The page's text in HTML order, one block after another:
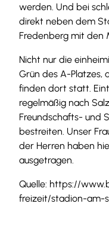
werden. Und bei
direkt neben dem
Fredenberg mit den
Nicht nur die
Grün des A-Platzes,
finden dort statt.
regelmäßig nach
Freundschafts- und
bestreiten. Unser
der Herren haben
ausgetragen.
Quelle: https://
freizeit/stadion-am-